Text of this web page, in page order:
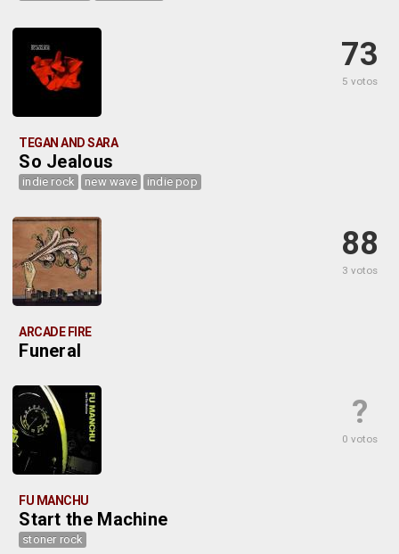
73
5 votos
TEGAN AND SARA
So Jealous
indie rock new wave indie pop
88
3 votos
ARCADE FIRE
Funeral
?
0 votos
FU MANCHU
Start the Machine
stoner rock